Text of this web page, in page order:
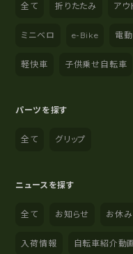
全て 折りたたみ アウ
ミニベロ e-Bike 電
軽快車 子供乗せ自転車
パーツを探す
全て グリップ
ニュースを探す
全て お知らせ お休
入荷情報 自転車紹介動